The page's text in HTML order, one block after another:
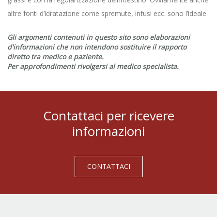
altre fonti d’idratazione come spremute, infusi ecc. sono l’ideale.
Gli argomenti contenuti in questo sito sono elaborazioni
d'informazioni che non intendono sostituire il rapporto
diretto tra medico e paziente.
Per approfondimenti rivolgersi al medico specialista.
Contattaci per ricevere
informazioni
CONTATTACI